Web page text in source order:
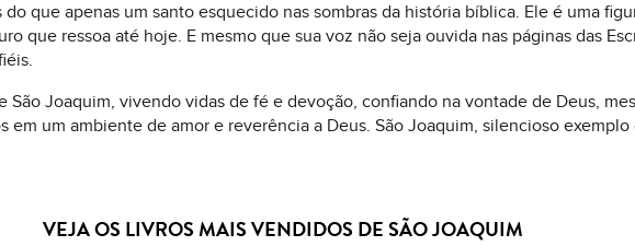
que apenas um santo esquecido nas sombras da história bíblica. Ele é uma
que ressoa até hoje. E mesmo que sua voz não seja ouvida nas páginas das
São Joaquim, vivendo vidas de fé e devoção, confiando na vontade de Deus,
em um ambiente de amor e reverência a Deus. São Joaquim, silencioso
VEJA OS LIVROS MAIS VENDIDOS DE SÃO JOAQUIM